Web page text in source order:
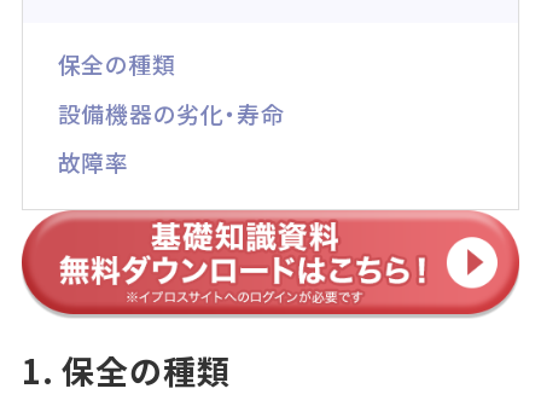
保全の種類
設備機器の劣化・寿命
故障率
1. 保全の種類